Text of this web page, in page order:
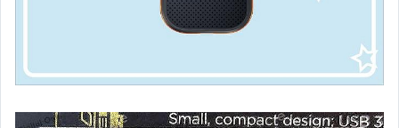
┌ 攝影機 GoPro.SJcam.Brinno
└ 攝影機 其它
├ GoPro 副廠配件